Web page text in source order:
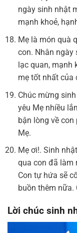
ngày sinh nhật
mạnh khoẻ,
Mẹ là món quà
con. Nhân ngày
lạc quan, mạnh
mẹ tốt nhất của
Chúc mừng
yêu Mẹ nhiều
bận lòng về
Mẹ.
Mẹ ơi!. Sinh
qua con đã làm
Con tự hứa sẽ
buồn thêm nữa.
Lời chúc sinh